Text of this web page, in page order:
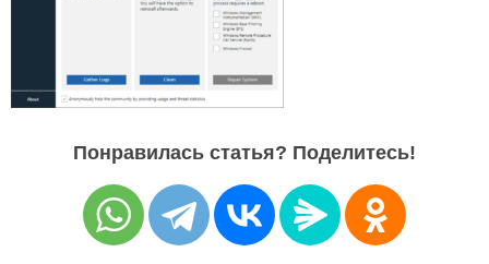
Понравилась статья? Поделитесь!